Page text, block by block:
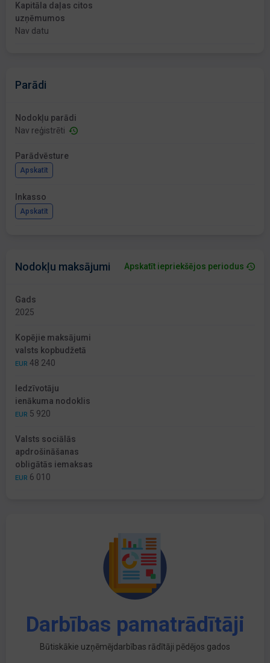
Kapitāla daļas citos
uzņēmumos
Nav datu
Parādi
Nodokļu parādi
Nav reģistrēti
Parādvēsture
Apskatīt
Inkasso
Apskatīt
Nodokļu maksājumi Apskatīt iepriekšējos periodus
Gads
2025
Kopējie maksājumi
valsts kopbudžetā
EUR 48 240
Iedzīvotāju
ienākuma nodoklis
EUR 5 920
Valsts sociālās
apdrošināšanas
obligātās iemaksas
EUR 6 010
Darbības pamatrādītāji
Būtiskākie uzņēmējdarbības rādītāji pēdējos gados